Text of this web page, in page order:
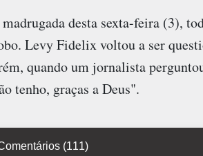
desta sexta-feira (3),
Levy Fidelix voltou a ser
quando um jornalista
tenho, graças a Deus".
(111)